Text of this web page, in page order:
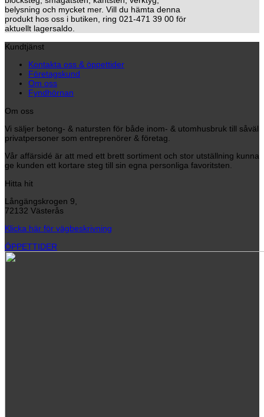
belysning och mycket mer. Vill du hämta denna
produkt hos oss i butiken, ring 021-471 39 00 för
aktuellt lagersaldo.
Kundtjänst
Kontakta oss & öppettider
Företagskund
Om oss
Fyndhörnan
Om oss
Vi säljer betong- & natursten för både inom- & utomhusbruk till såväl
privatpersoner som entreprenörer & företag.
Vår affärsidé är att med ett brett sortiment och stor utställning kunna
ge kunden ett kortare steg till sin egna personliga favoritsten.
Hitta hit
Långängskrogen 9,
72132 Västerås
Klicka här för vägbeskrivning
ÖPPETTIDER